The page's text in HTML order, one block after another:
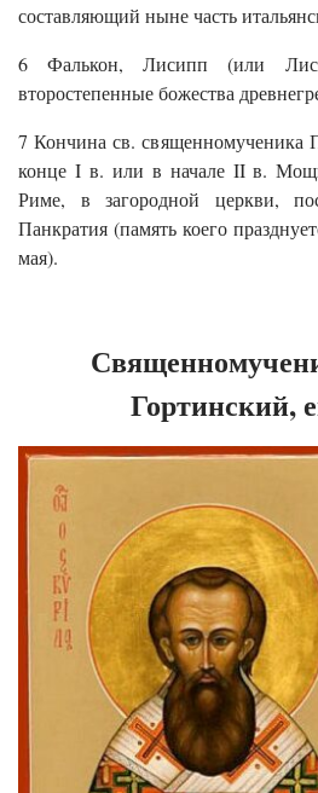
составляющий ныне часть
6 Фалькон, Лисипп (или
второстепенные божества
7 Кончина св. священномученика
конце I в. или в начале II в.
Риме, в загородной церкви,
Панкратия (память коего
мая).
Гортинский,